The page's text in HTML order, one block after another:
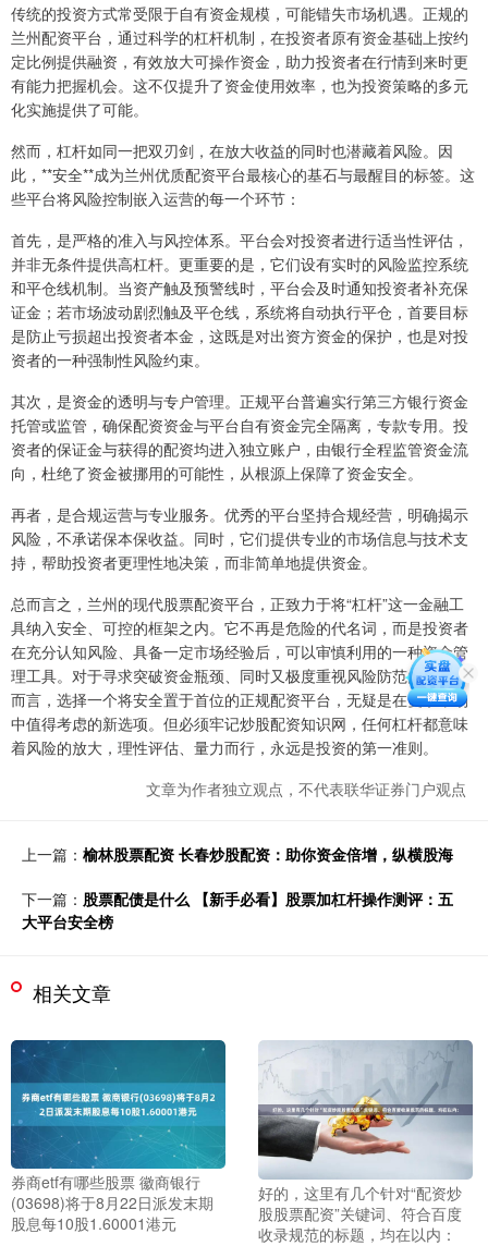
传统的投资方式常受限于自有资金规模，可能错失市场机遇。正规的
兰州配资平台，通过科学的杠杆机制，在投资者原有资金基础上按约
定比例提供融资，有效放大可操作资金，助力投资者在行情到来时更
有能力把握机会。这不仅提升了资金使用效率，也为投资策略的多元
化实施提供了可能。
然而，杠杆如同一把双刃剑，在放大收益的同时也潜藏着风险。因
此，**安全**成为兰州优质配资平台最核心的基石与最醒目的标签。这
些平台将风险控制嵌入运营的每一个环节：
首先，是严格的准入与风控体系。平台会对投资者进行适当性评估，
并非无条件提供高杠杆。更重要的是，它们设有实时的风险监控系统
和平仓线机制。当资产触及预警线时，平台会及时通知投资者补充保
证金；若市场波动剧烈触及平仓线，系统将自动执行平仓，首要目标
是防止亏损超出投资者本金，这既是对出资方资金的保护，也是对投
资者的一种强制性风险约束。
其次，是资金的透明与专户管理。正规平台普遍实行第三方银行资金
托管或监管，确保配资资金与平台自有资金完全隔离，专款专用。投
资者的保证金与获得的配资均进入独立账户，由银行全程监管资金流
向，杜绝了资金被挪用的可能性，从根源上保障了资金安全。
再者，是合规运营与专业服务。优秀的平台坚持合规经营，明确揭示
风险，不承诺保本保收益。同时，它们提供专业的市场信息与技术支
持，帮助投资者更理性地决策，而非简单地提供资金。
总而言之，兰州的现代股票配资平台，正致力于将“杠杆”这一金融工
具纳入安全、可控的框架之内。它不再是危险的代名词，而是投资者
在充分认知风险、具备一定市场经验后，可以审慎利用的一种资金管
理工具。对于寻求突破资金瓶颈、同时又极度重视风险防范的投资者
而言，选择一个将安全置于首位的正规配资平台，无疑是在复杂市场
中值得考虑的新选项。但必须牢记炒股配资知识网，任何杠杆都意味
着风险的放大，理性评估、量力而行，永远是投资的第一准则。
文章为作者独立观点，不代表联华证券门户观点
上一篇： 榆林股票配资 长春炒股配资：助你资金倍增，纵横股海
下一篇： 股票配债是什么 【新手必看】股票加杠杆操作测评：五
大平台安全榜
相关文章
券商etf有哪些股票 徽商银行
(03698)将于8月22日派发末期
股息每10股1.60001港元
好的，这里有几个针对“配资炒
股股票配资”关键词、符合百度
收录规范的标题，均在以内：